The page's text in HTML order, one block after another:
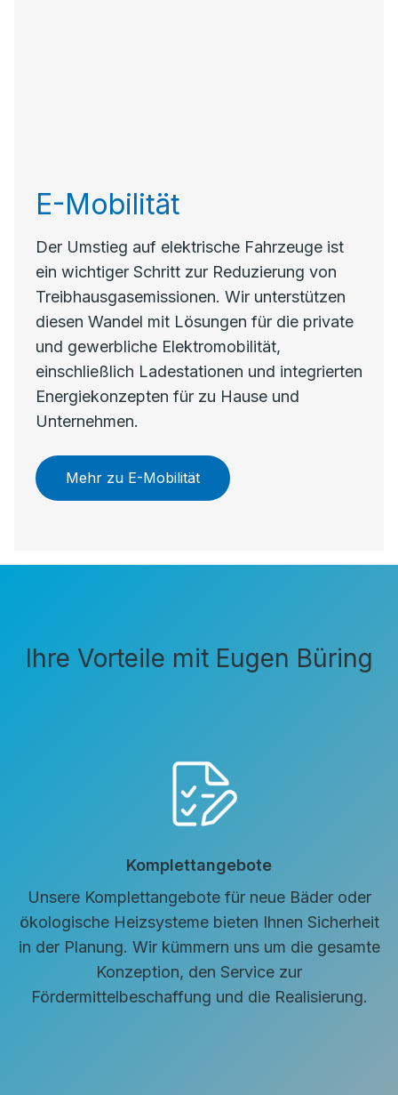
E-Mobilität
Der Umstieg auf elektrische Fahrzeuge ist
ein wichtiger Schritt zur Reduzierung von
Treibhausgasemissionen. Wir unterstützen
diesen Wandel mit Lösungen für die private
und gewerbliche Elektromobilität,
einschließlich Ladestationen und integrierten
Energiekonzepten für zu Hause und
Unternehmen.
Mehr zu E-Mobilität
Ihre Vorteile mit Eugen Büring
Komplettangebote
Unsere Komplettangebote für neue Bäder oder
ökologische Heizsysteme bieten Ihnen Sicherheit
in der Planung. Wir kümmern uns um die gesamte
Konzeption, den Service zur
Fördermittelbeschaffung und die Realisierung.